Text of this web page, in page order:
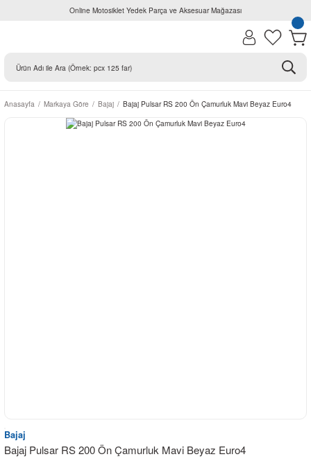
Online Motosiklet Yedek Parça ve Aksesuar Mağazası
Anasayfa Markaya Göre Bajaj Bajaj Pulsar RS 200 Ön Çamurluk Mavi Beyaz Euro4
Bajaj
Bajaj Pulsar RS 200 Ön Çamurluk Mavi Beyaz Euro4